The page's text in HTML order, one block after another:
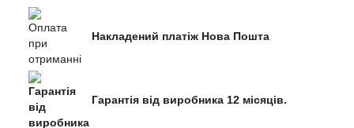
Накладений платіж Нова Пошта
Гарантія від виробника 12 місяців.